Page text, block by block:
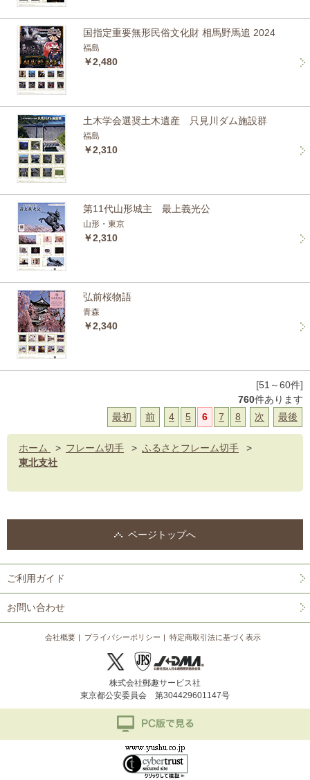
国指定重要無形民俗文化財 相馬野馬追 2024
福島
￥2,480
土木学会選奨土木遺産 只見川ダム施設群
福島
￥2,310
第11代山形城主 最上義光公
山形・東京
￥2,310
弘前桜物語
青森
￥2,340
[51～60件]
760件あります
最初
前 4 5 6 7 8 次 最後
ホーム > フレーム切手 > ふるさとフレーム切手
>
東北支社
ページトップへ
ご利用ガイド
お問い合わせ
会社概要 プライバシーポリシー 特定商取引法に基づく表示
株式会社郵趣サービス社
東京都公安委員会 第304429601147号